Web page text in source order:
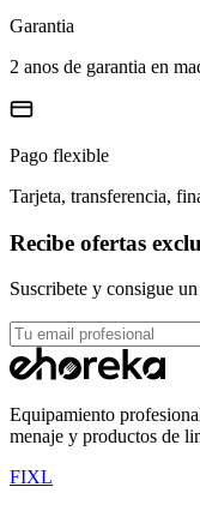
Garantia
2 anos de garantia en
Pago flexible
Tarjeta, transferencia,
Recibe ofertas
Suscribete y consigue
Equipamiento
menaje y productos de
FIXL